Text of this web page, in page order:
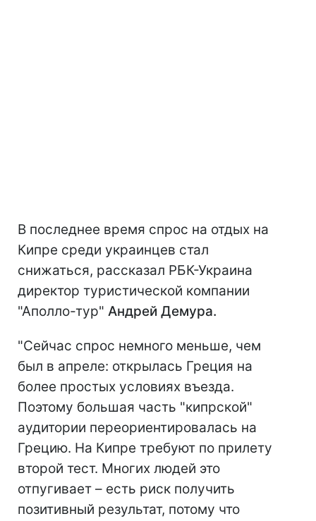
В последнее время спрос на отдых на
Кипре среди украинцев стал
снижаться, рассказал РБК-Украина
директор туристической компании
"Аполло-тур" Андрей Демура.
"Сейчас спрос немного меньше, чем
был в апреле: открылась Греция на
более простых условиях въезда.
Поэтому большая часть "кипрской"
аудитории переориентировалась на
Грецию. На Кипре требуют по прилету
второй тест. Многих людей это
отпугивает – есть риск получить
позитивный результат, потому что